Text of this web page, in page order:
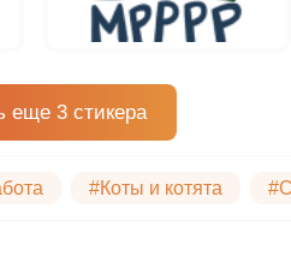
еще 3 стикера
#Коты и котята